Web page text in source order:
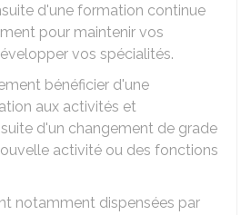
d'une formation continue
pour maintenir vos
vos spécialités.
bénéficier d'une
aux activités et
d'un changement de grade
activité ou des fonctions
notamment dispensées par